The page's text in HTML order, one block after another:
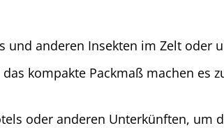
und anderen Insekten im Zelt oder
kompakte Packmaß machen es
oder anderen Unterkünften, um